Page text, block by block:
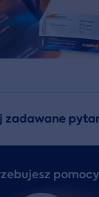
zadawane